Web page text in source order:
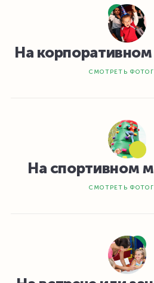
На
СМОТРЕТЬ
На спортивном
СМОТРЕТЬ